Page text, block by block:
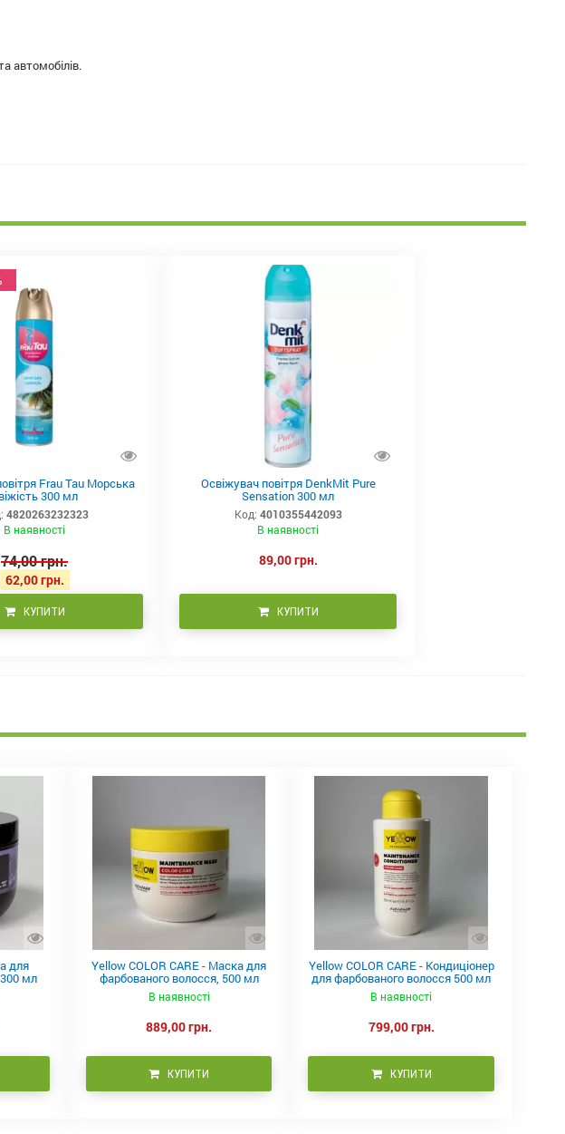
автомобілів.
Frau Tau Морська
300 мл
4820263232323
В наявності
74,00 грн.
62,00 грн.
КУПИТИ
Освіжувач повітря DenkMit Pure
Sensation 300 мл
Код: 4010355442093
В наявності
89,00 грн.
КУПИТИ
для
мл
Yellow COLOR CARE - Маска для
фарбованого волосся, 500 мл
В наявності
889,00 грн.
КУПИТИ
Yellow COLOR CARE - Кондиціонер
для фарбованого волосся 500 мл
В наявності
799,00 грн.
КУПИТИ